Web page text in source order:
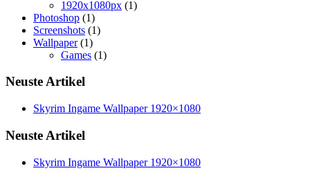
1920x1080px (1)
Photoshop (1)
Screenshots (1)
Wallpaper(1)
Games (1)
Neuste Artikel
Skyrim Ingame Wallpaper 1920×1080
Neuste Artikel
Skyrim Ingame Wallpaper 1920×1080